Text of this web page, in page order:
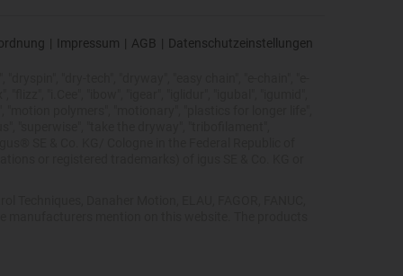
| Impressum | AGB | Datenschutzeinstellungen